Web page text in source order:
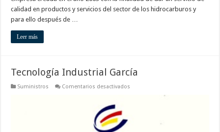
calidad en productos y servicios del sector de los hidrocarburos y
para ello después de …
Leer más
Tecnología Industrial García
Suministros Comentarios desactivados